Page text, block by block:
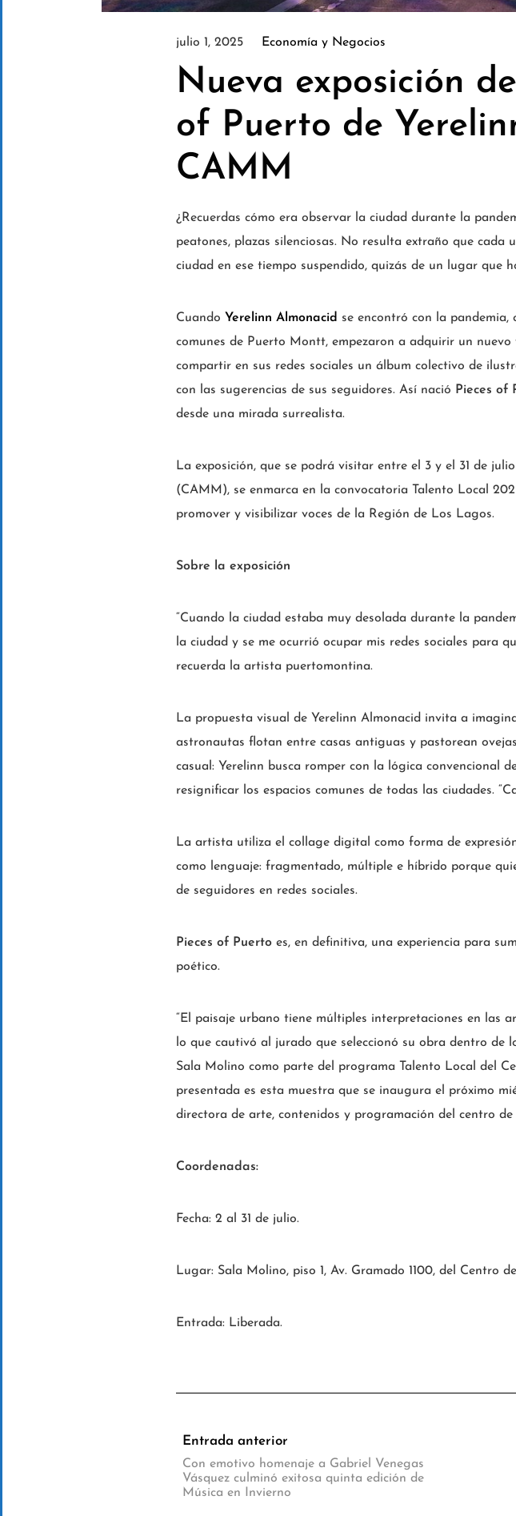
julio 1, 2025 Economía y Negocios
Nueva exposición
of Puerto de
CAMM
¿Recuerdas cómo era observar la ciudad durante la
peatones, plazas silenciosas. No resulta extraño que
ciudad en ese tiempo suspendido, quizás de un lugar que
Cuando Yerelinn Almonacid se encontró con la
comunes de Puerto Montt, empezaron a adquirir un
compartir en sus redes sociales un álbum colectivo de
con las sugerencias de sus seguidores. Así nació Pieces of
desde una mirada surrealista.
La exposición, que se podrá visitar entre el 3 y el 31 de
(CAMM), se enmarca en la convocatoria Talento Local
promover y visibilizar voces de la Región de Los Lagos.
Sobre la exposición
“Cuando la ciudad estaba muy desolada durante la
la ciudad y se me ocurrió ocupar mis redes sociales para
recuerda la artista puertomontina.
La propuesta visual de Yerelinn Almonacid invita a
astronautas flotan entre casas antiguas y pastorean
casual: Yerelinn busca romper con la lógica convencional
resignificar los espacios comunes de todas las ciudades.
La artista utiliza el collage digital como forma de
como lenguaje: fragmentado, múltiple e híbrido porque
de seguidores en redes sociales.
Pieces of Puerto es, en definitiva, una experiencia para
poético.
“El paisaje urbano tiene múltiples interpretaciones en las
lo que cautivó al jurado que seleccionó su obra dentro
Sala Molino como parte del programa Talento Local del
presentada es esta muestra que se inaugura el próximo
directora de arte, contenidos y programación del centro de
Coordenadas:
Fecha: 2 al 31 de julio.
Lugar: Sala Molino, piso 1, Av. Gramado 1100, del Centro
Entrada: Liberada.
Entrada anterior
Con emotivo homenaje a Gabriel Venegas
Vásquez culminó exitosa quinta edición de
Música en Invierno